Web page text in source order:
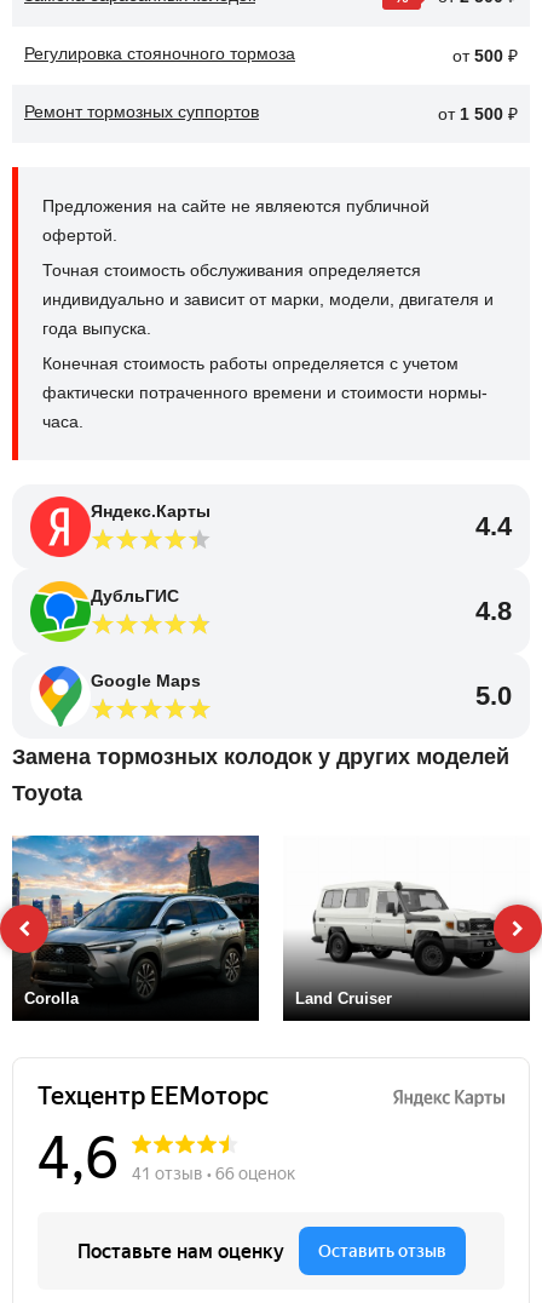
Регулировка стояночного тормоза от500 ₽
Ремонт тормозных суппортов от 1 500 ₽
Предложения на сайте не являеются публичной
офертой.
Точная стоимость обслуживания определяется
индивидуально и зависит от марки, модели, двигателя и
года выпуска.
Конечная стоимость работы определяется с учетом
фактически потраченного времени и стоимости нормы-
часа.
Яндекс.Карты 4.4
ДубльГИС 4.8
Google Maps 5.0
Замена тормозных колодок у других моделей
Toyota
Corolla Land Cruiser